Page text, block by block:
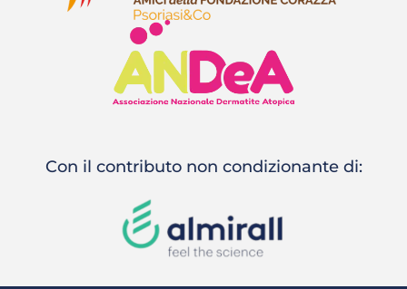
Con il contributo non condizionante di: